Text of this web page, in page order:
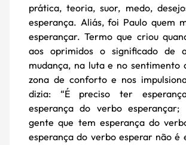
prática, teoria, suor, medo,
esperança. Aliás, foi Paulo quem
esperançar. Termo que criou
aos oprimidos o significado de
mudança, na luta e no sentimento
zona de conforto e nos
dizia: “É preciso ter
esperança do verbo esperançar;
gente que tem esperança do
esperança do verbo esperar não é